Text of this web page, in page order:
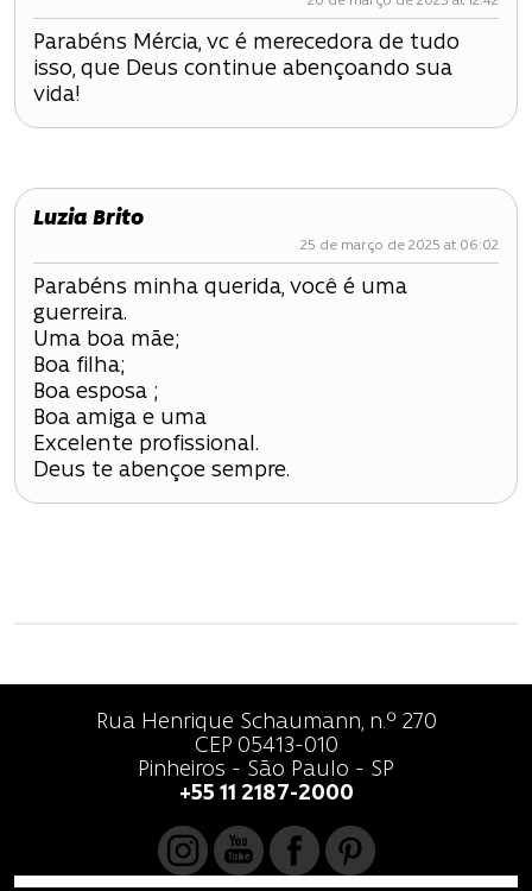
Parabéns Mércia, vc é merecedora de tudo
isso, que Deus continue abençoando sua
vida!
Luzia Brito
25 de março de 2025 at 06:02
Parabéns minha querida, você é uma
guerreira.
Uma boa mãe;
Boa filha;
Boa esposa ;
Boa amiga e uma
Excelente profissional.
Deus te abençoe sempre.
Rua Henrique Schaumann, n.º 270
CEP 05413-010
Pinheiros - São Paulo - SP
+55 11 2187-2000